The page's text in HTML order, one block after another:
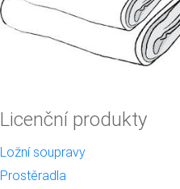
Licenční produkty
Ložní soupravy
Prostěradla